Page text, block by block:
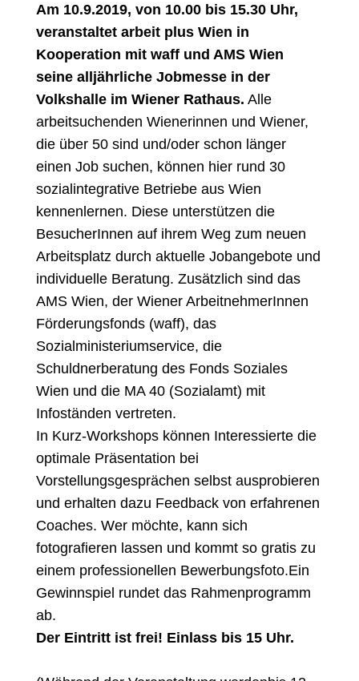
Am 10.9.2019, von 10.00 bis 15.30 Uhr,
veranstaltet arbeit plus Wien in
Kooperation mit waff und AMS Wien
seine alljährliche Jobmesse in der
Volkshalle im Wiener Rathaus. Alle
arbeitsuchenden Wienerinnen und Wiener,
die über 50 sind und/oder schon länger
einen Job suchen, können hier rund 30
sozialintegrative Betriebe aus Wien
kennenlernen. Diese unterstützen die
BesucherInnen auf ihrem Weg zum neuen
Arbeitsplatz durch aktuelle Jobangebote und
individuelle Beratung. Zusätzlich sind das
AMS Wien, der Wiener ArbeitnehmerInnen
Förderungsfonds (waff), das
Sozialministeriumservice, die
Schuldnerberatung des Fonds Soziales
Wien und die MA 40 (Sozialamt) mit
Infoständen vertreten.
In Kurz-Workshops können Interessierte die
optimale Präsentation bei
Vorstellungsgesprächen selbst ausprobieren
und erhalten dazu Feedback von erfahrenen
Coaches. Wer möchte, kann sich
fotografieren lassen und kommt so gratis zu
einem professionellen Bewerbungsfoto.Ein
Gewinnspiel rundet das Rahmenprogramm
ab.
Der Eintritt ist frei! Einlass bis 15 Uhr.